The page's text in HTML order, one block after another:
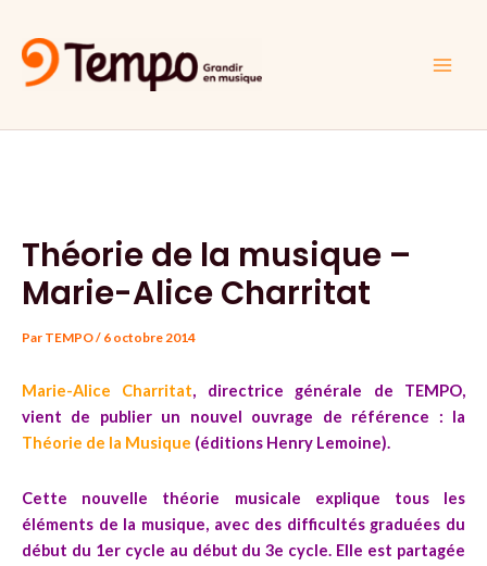
contenu
Théorie de la musique –
Marie-Alice Charritat
Par TEMPO/ 6 octobre 2014
Marie-Alice Charritat, directrice générale de TEMPO,
vient de publier un nouvel ouvrage de référence : la
Théorie de la Musique (éditions Henry Lemoine).
Cette nouvelle théorie musicale explique tous les
éléments de la musique, avec des difficultés graduées du
début du 1er cycle au début du 3e cycle. Elle est partagée
des
articles